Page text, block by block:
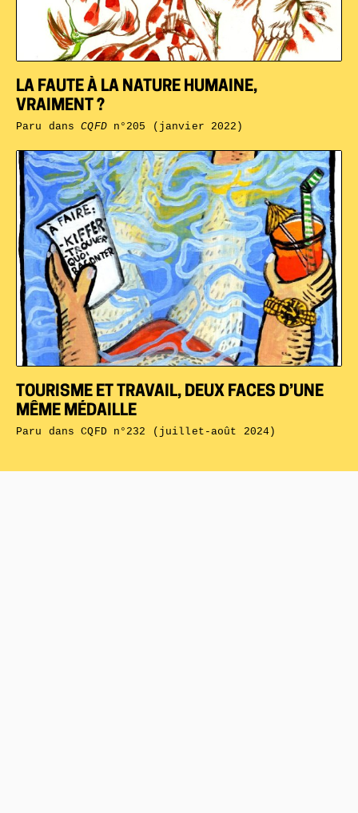
TOURISME ET TRAVAIL, DEUX FACES D’UNE
MÊME MÉDAILLE
Paru dansCQFD n°232 (juillet-août 2024)
LA FAUTE À LA NATURE HUMAINE,
VRAIMENT ?
Paru dansCQFDn°205 (janvier 2022)